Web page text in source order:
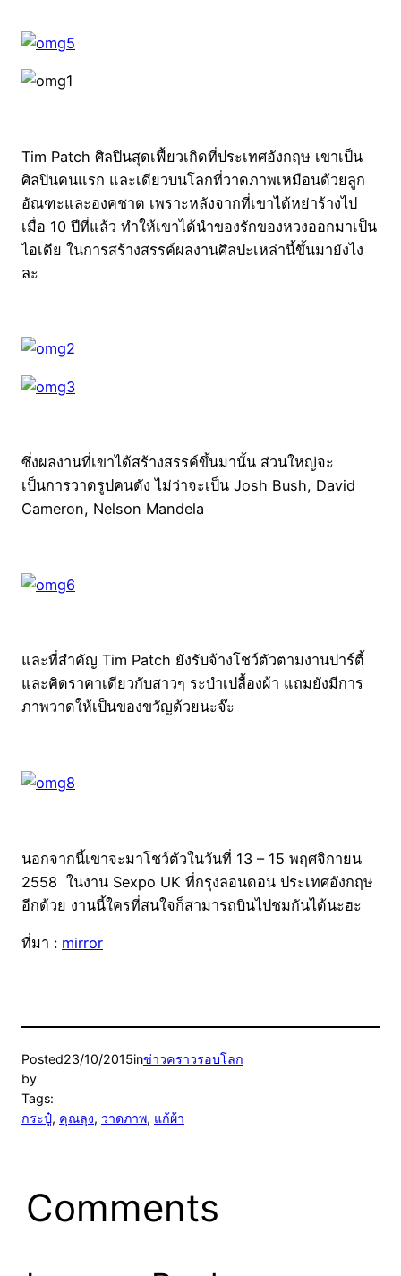
Tim Patch ศิลปินสุดเฟี้ยวเกิดที่ประเทศอังกฤษ เขาเป็น
ศิลปินคนแรก และเดียวบนโลกที่วาดภาพเหมือนด้วยลูก
อัณฑะและองคชาต เพราะหลังจากที่เขาได้หย่าร้างไป
เมื่อ 10 ปีที่แล้ว ทำให้เขาได้นำของรักของหวงออกมาเป็น
ไอเดีย ในการสร้างสรรค์ผลงานศิลปะเหล่านี้ขึ้นมายังไง
ละ
ซึ่งผลงานที่เขาได้สร้างสรรค์ขึ้นมานั้น ส่วนใหญ่จะ
เป็นการวาดรูปคนดัง ไม่ว่าจะเป็น Josh Bush, David
Cameron, Nelson Mandela
และที่สำคัญ Tim Patch ยังรับจ้างโชว์ตัวตามงานปาร์ตี้
และคิดราคาเดียวกับสาวๆ ระบำเปลื้องผ้า แถมยังมีการ
ภาพวาดให้เป็นของขวัญด้วยนะจ๊ะ
นอกจากนี้เขาจะมาโชว์ตัวในวันที่ 13 – 15 พฤศจิกายน
2558 ในงาน Sexpo UK ที่กรุงลอนดอน ประเทศอังกฤษ
อีกด้วย งานนี้ใครที่สนใจก็สามารถบินไปชมกันได้นะฮะ
ที่มา : mirror
Posted23/10/2015inข่าวคราวรอบโลก
by
Tags:
กระปู๋, คุณลุง, วาดภาพ, แก้ผ้า
Comments